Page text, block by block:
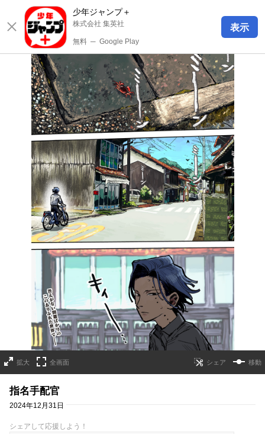
少年ジャンプ＋
株式会社 集英社
無料 ─ Google Play
表示
拡大 全画面 移動
指名手配官
2024年12月31日
シェアして応援しよう！